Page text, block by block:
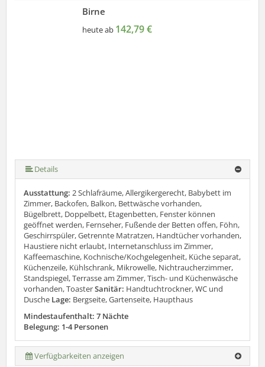
Birne
heute ab 142,79 €
Details
Ausstattung: 2 Schlafräume, Allergikergerecht, Babybett im
Zimmer, Backofen, Balkon, Bettwäsche vorhanden,
Bügelbrett, Doppelbett, Etagenbetten, Fenster können
geöffnet werden, Fernseher, Fußende der Betten offen, Föhn,
Geschirrspüler, Getrennte Matratzen, Handtücher vorhanden,
Haustiere nicht erlaubt, Internetanschluss im Zimmer,
Kaffeemaschine, Kochnische/Kochgelegenheit, Küche separat,
Küchenzeile, Kühlschrank, Mikrowelle, Nichtraucherzimmer,
Standspiegel, Terrasse am Zimmer, Tisch- und Küchenwäsche
vorhanden, ToasterSanitär: Handtuchtrockner, WC und
Dusche Lage: Bergseite, Gartenseite, Haupthaus
Mindestaufenthalt: 7 Nächte
Belegung: 1-4 Personen
Verfügbarkeiten anzeigen